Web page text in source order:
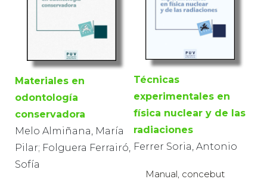
Materiales en
odontología
conservadora
Melo Almiñana, María
Pilar; Folguera Ferrairó,
Sofía
Técnicas
experimentales en
física nuclear y de las
radiaciones
Ferrer Soria, Antonio
Manual, concebut